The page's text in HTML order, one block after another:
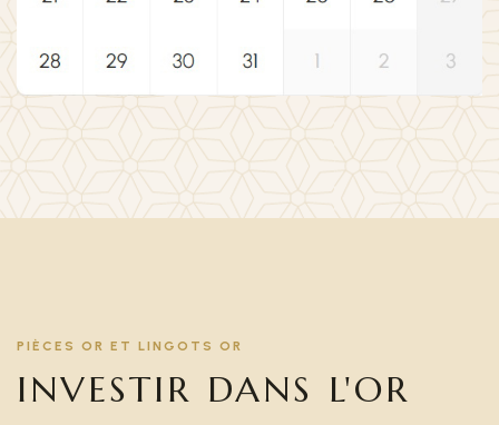
PIÈCES OR ET LINGOTS OR
INVESTIR DANS L'OR